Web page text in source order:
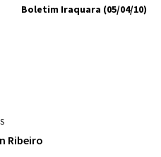
Boletim Iraquara (05/04/10)
Ribeiro